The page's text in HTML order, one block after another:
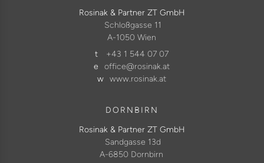
Rosinak & Partner ZT GmbH
Schloßgasse 11
A-1050 Wien
t
+43 1 544 07 07
e
office@rosinak.at
w www.rosinak.at
DORNBIRN
Rosinak & Partner ZT GmbH
Sandgasse 13d
A-6850 Dornbirn